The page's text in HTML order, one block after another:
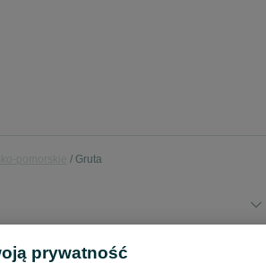
Gruta
wyszukiwania
prywatność